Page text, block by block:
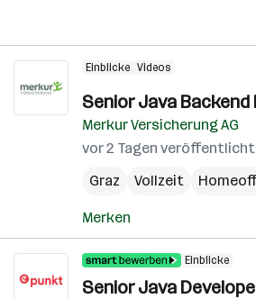
Einblicke Videos
Senior Java Backend
Merkur Versicherung AG
vor 2 Tagen veröffentlicht
Graz
Vollzeit
Merken
Einblicke
Senior Java